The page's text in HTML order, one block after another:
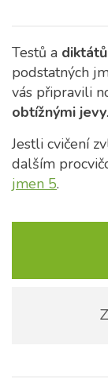
Testů a
podstatných
vás připravili
obtížnými jevy.
Jestli cvičení
dalším
jmen 5.